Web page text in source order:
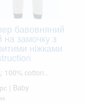
бавовняний
на замочку з
ніжками
100% cotton..
| Baby